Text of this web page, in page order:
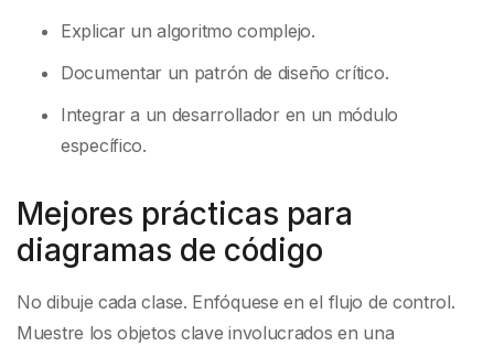
Explicar un algoritmo complejo.
Documentar un patrón de diseño crítico.
Integrar a un desarrollador en un módulo
específico.
Mejores prácticas para
diagramas de código
No dibuje cada clase. Enfóquese en el flujo de control.
Muestre los objetos clave involucrados en una